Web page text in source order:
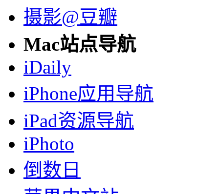
摄影@豆瓣
Mac站点导航
iDaily
iPhone应用导航
iPad资源导航
iPhoto
倒数日